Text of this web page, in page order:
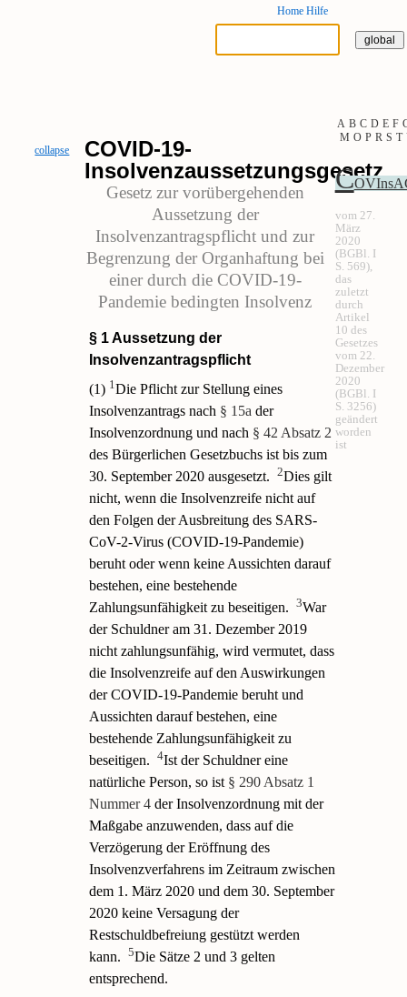
Home Hilfe
A B C D E F
M O P R S T
collapse
COVID-19-
Insolvenzaussetzungsgesetz
Gesetz zur vorübergehenden
Aussetzung der
Insolvenzantragspflicht und zur
Begrenzung der Organhaftung bei
einer durch die COVID-19-
Pandemie bedingten Insolvenz
C
vom 27.
März
2020
(BGBl. I
S. 569),
das
zuletzt
durch
Artikel
10 des
Gesetzes
vom 22.
Dezember
2020
(BGBl. I
S. 3256)
geändert
worden
ist
§ 1 Aussetzung der
Insolvenzantragspflicht
(1) 1Die Pflicht zur Stellung eines
Insolvenzantrags nach § 15a der
Insolvenzordnung und nach § 42 Absatz 2
des Bürgerlichen Gesetzbuchs ist bis zum
30. September 2020 ausgesetzt.
2Dies gilt
nicht, wenn die Insolvenzreife nicht auf
den Folgen der Ausbreitung des SARS-
CoV-2-Virus (COVID-19-Pandemie)
beruht oder wenn keine Aussichten darauf
bestehen, eine bestehende
Zahlungsunfähigkeit zu beseitigen.
3War
der Schuldner am 31. Dezember 2019
nicht zahlungsunfähig, wird vermutet, dass
die Insolvenzreife auf den Auswirkungen
der COVID-19-Pandemie beruht und
Aussichten darauf bestehen, eine
bestehende Zahlungsunfähigkeit zu
beseitigen.
4Ist der Schuldner eine
natürliche Person, so ist § 290 Absatz 1
Nummer 4 der Insolvenzordnung mit der
Maßgabe anzuwenden, dass auf die
Verzögerung der Eröffnung des
Insolvenzverfahrens im Zeitraum zwischen
dem 1. März 2020 und dem 30. September
2020 keine Versagung der
Restschuldbefreiung gestützt werden
kann.
5Die Sätze 2 und 3 gelten
entsprechend.